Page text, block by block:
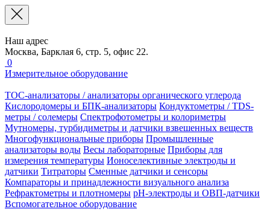
Наш адрес
Москва, Барклая 6, стр. 5, офис 22.
0
Измерительное оборудование
TOC-анализаторы / анализаторы органического углерода
Кислородомеры и БПК-анализаторы Кондуктометры / TDS-
метры / солемеры Спектрофотометры и колориметры
Мутномеры, турбидиметры и датчики взвешенных веществ
Многофункциональные приборы Промышленные
анализаторы воды Весы лабораторные Приборы для
измерения температуры Ионоселективные электроды и
датчики Титраторы Сменные датчики и сенсоры
Компараторы и принадлежности визуального анализа
Рефрактометры и плотномеры pH-электроды и ОВП-датчики
Вспомогательное оборудование